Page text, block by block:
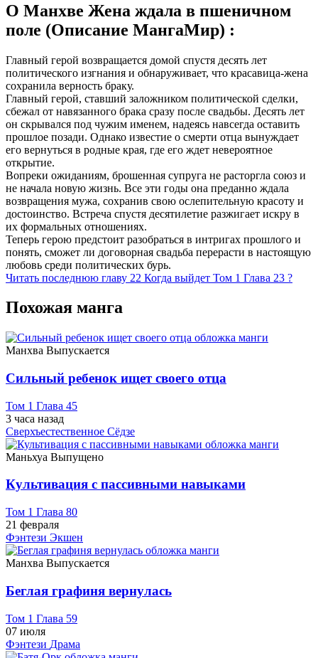
О Манхве Жена ждала в пшеничном
поле (Описание МангаМир) :
Главный герой возвращается домой спустя десять лет
политического изгнания и обнаруживает, что красавица-жена
сохранила верность браку.
Главный герой, ставший заложником политической сделки,
сбежал от навязанного брака сразу после свадьбы. Десять лет
он скрывался под чужим именем, надеясь навсегда оставить
прошлое позади. Однако известие о смерти отца вынуждает
его вернуться в родные края, где его ждет невероятное
открытие.
Вопреки ожиданиям, брошенная супруга не расторгла союз и
не начала новую жизнь. Все эти годы она преданно ждала
возвращения мужа, сохранив свою ослепительную красоту и
достоинство. Встреча спустя десятилетие разжигает искру в
их формальных отношениях.
Теперь герою предстоит разобраться в интригах прошлого и
понять, сможет ли договорная свадьба перерасти в настоящую
любовь среди политических бурь.
Читать последнюю главу 22 Когда выйдет Том 1 Глава 23 ?
Похожая манга
Манхва Выпускается
Сильный ребенок ищет своего отца
Том 1 Глава 45
3 часа назад
Сверхъестественное Сёдзе
Маньхуа Выпущено
Культивация с пассивными навыками
Том 1 Глава 80
21 февраля
Фэнтези Экшен
Манхва Выпускается
Беглая графиня вернулась
Том 1 Глава 59
07 июля
Фэнтези Драма